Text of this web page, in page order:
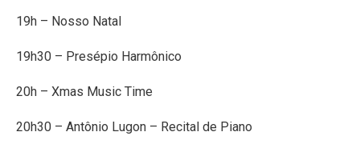
19h – Nosso Natal
19h30 – Presépio Harmônico
20h – Xmas Music Time
20h30 – Antônio Lugon – Recital de Piano